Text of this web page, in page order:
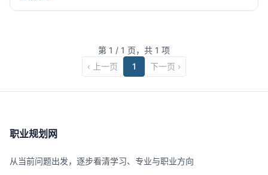
第 1 / 1 页，共 1 项
‹ 上一页
1 下一页 ›
职业规划网
从当前问题出发，逐步看清学习、专业与职业方向